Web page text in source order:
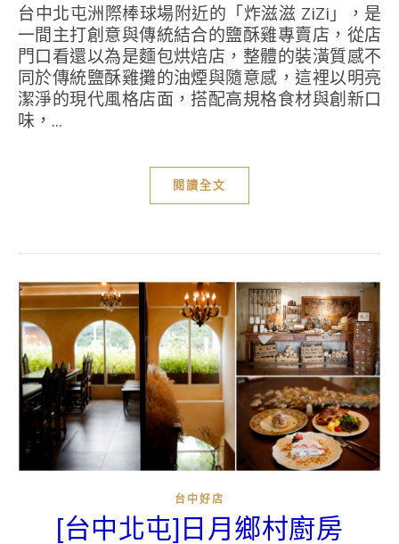
台中北屯洲際棒球場附近的「炸滋滋 ZiZi」，是
一間主打創意與傳統結合的鹽酥雞專賣店，從店
門口看還以為是麵包烘焙店，整體的裝潢質感不
同於傳統鹽酥雞攤的油煙與隨意感，這裡以明亮
潔淨的現代風格店面，搭配高規格食材與創新口
味，...
閱讀全文
台中好店
[台中北屯]日月鄉村廚房